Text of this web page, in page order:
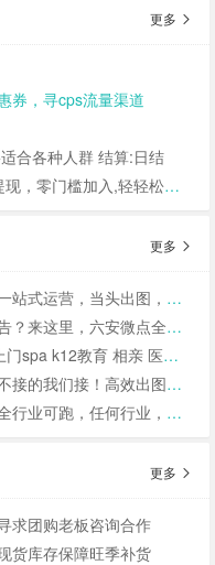
更多
券，寻cps流量渠道
合各种人群 结算:日结
松日结,寻找合作小伙伴（CPA/CPL）
更多
营，当头出图，包过审！
安微点全行业可投！包资质！
国学等禁投行业包资质 过审 无需保证金
接！高效出图、专业运营！
何行业，当天出图，包过审！
更多
求团购老板咨询合作
货库存保障旺季补货